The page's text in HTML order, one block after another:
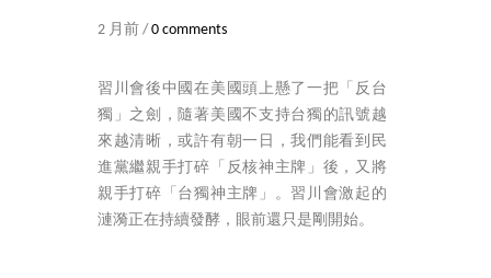
2 月前 / 0 comments
習川會後中國在美國頭上懸了一把「反台
獨」之劍，隨著美國不支持台獨的訊號越
來越清晰，或許有朝一日，我們能看到民
進黨繼親手打碎「反核神主牌」後，又將
親手打碎「台獨神主牌」。習川會激起的
漣漪正在持續發酵，眼前還只是剛開始。